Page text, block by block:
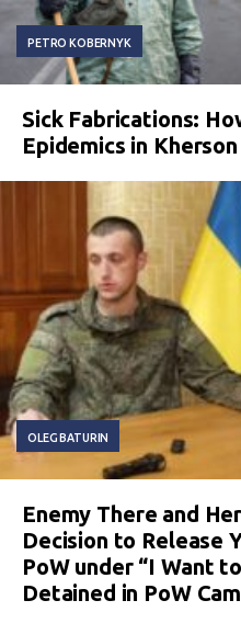
PETRO KOBERNYK
Sick Fabrications:
Epidemics in
OLEG BATURIN
Enemy There and
Decision to Release
PoW under “I Want
Detained in PoW